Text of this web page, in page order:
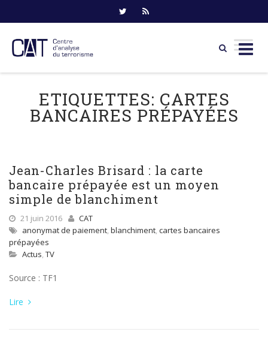
ETIQUETTES: CARTES
BANCAIRES PRÉPAYÉES
Jean-Charles Brisard : la carte
bancaire prépayée est un moyen
simple de blanchiment
21 juin 2016
CAT
anonymat de paiement, blanchiment, cartes bancaires
prépayées
Actus, TV
Source : TF1
Lire